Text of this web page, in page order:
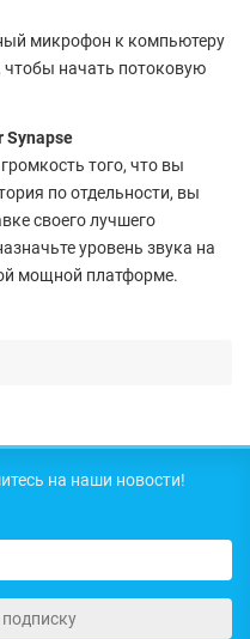
микрофон к компьютеру
чтобы начать потоковую
Synapse
того, что вы
по отдельности, вы
своего лучшего
уровень звука на
мощной платформе.
на наши новости!